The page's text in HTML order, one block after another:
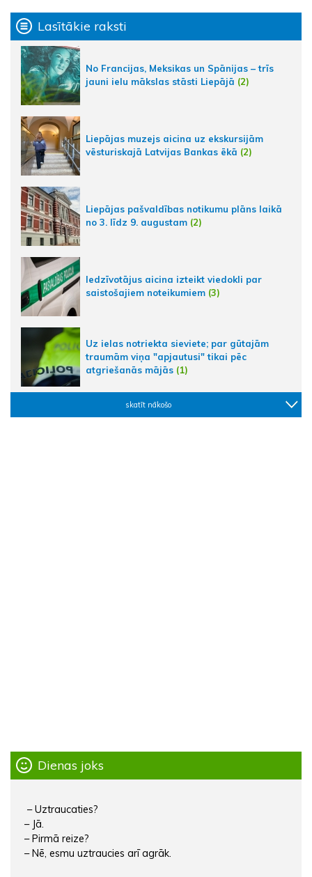
Lasītākie raksti
No Francijas, Meksikas un Spānijas – trīs
jauni ielu mākslas stāsti Liepājā (2)
Liepājas muzejs aicina uz ekskursijām
vēsturiskajā Latvijas Bankas ēkā (2)
Liepājas pašvaldības notikumu plāns laikā
no 3. līdz 9. augustam (2)
Iedzīvotājus aicina izteikt viedokli par
saistošajiem noteikumiem (3)
Uz ielas notriekta sieviete; par gūtajām
traumām viņa "apjautusi" tikai pēc
atgriešanās mājās (1)
skatīt nākošo
Dienas joks
– Uztraucaties?
– Jā.
– Pirmā reize?
– Nē, esmu uztraucies arī agrāk.